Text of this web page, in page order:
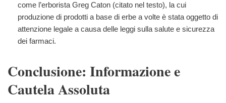
come l’erborista Greg Caton (citato nel testo), la cui
produzione di prodotti a base di erbe a volte è stata oggetto di
attenzione legale a causa delle leggi sulla salute e sicurezza
dei farmaci.
Conclusione: Informazione e
Cautela Assoluta